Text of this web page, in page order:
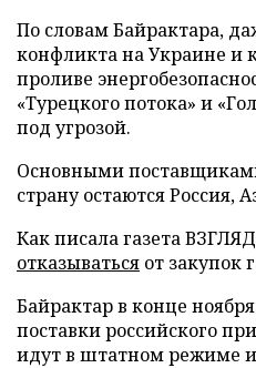
По словам Байрактара,
конфликта на Украине и
проливе
«Турецкого потока» и
под угрозой.
Основными
страну остаются Россия,
Как писала газета
отказываться от закупок
Байрактар в конце
поставки российского
идут в штатном режиме и